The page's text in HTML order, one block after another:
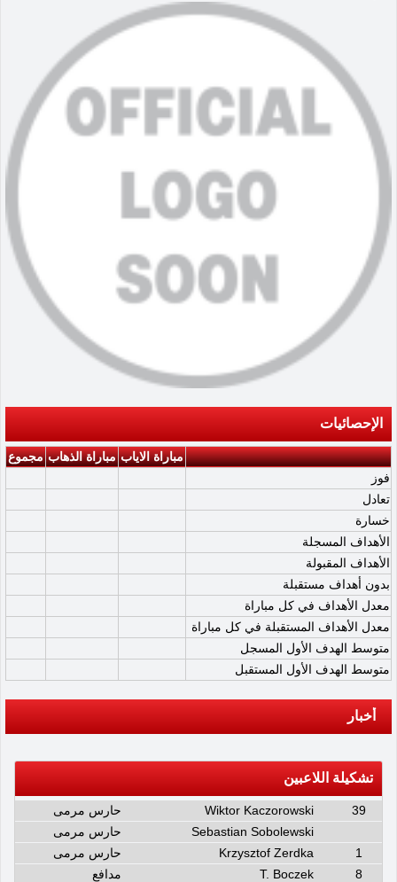
الإحصائيات
مباراة الاياب مباراة الذهاب مجموع
فوز
تعادل
خسارة
الأهداف المسجلة
الأهداف المقبولة
بدون أهداف مستقبلة
معدل الأهداف في كل مباراة
معدل الأهداف المستقبلة في كل مباراة
متوسط الهدف الأول المسجل
متوسط الهدف الأول المستقبل
أخبار
تشكيلة اللاعبين
39
Wiktor Kaczorowski
حارس مرمى
Sebastian Sobolewski
حارس مرمى
1
Krzysztof Zerdka
حارس مرمى
8
T. Boczek
مدافع